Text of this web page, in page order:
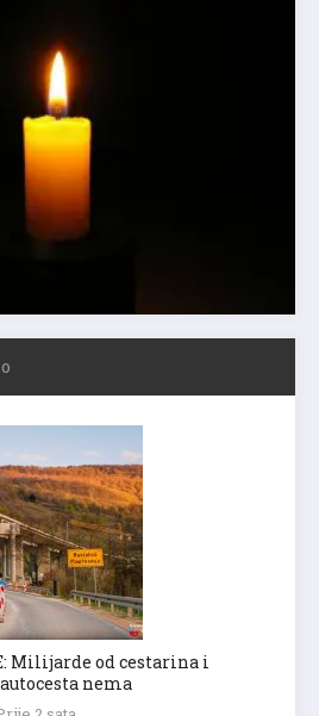
Milijarde od cestarina i
nema